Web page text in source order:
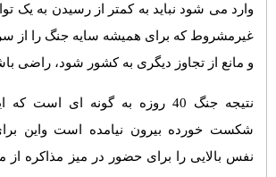
وارد می شود نباید به کمتر از رسیدن به یک
غیرمشروط که برای همیشه سایه جنگ را از
و مانع از تجاوز دیگری به کشور شود، راضی
نتیجه جنگ 40 روزه به گونه ای
شکست خورده بیرون نیامده است واین برای
نفس بالایی را برای حضور در میز مذاکره از